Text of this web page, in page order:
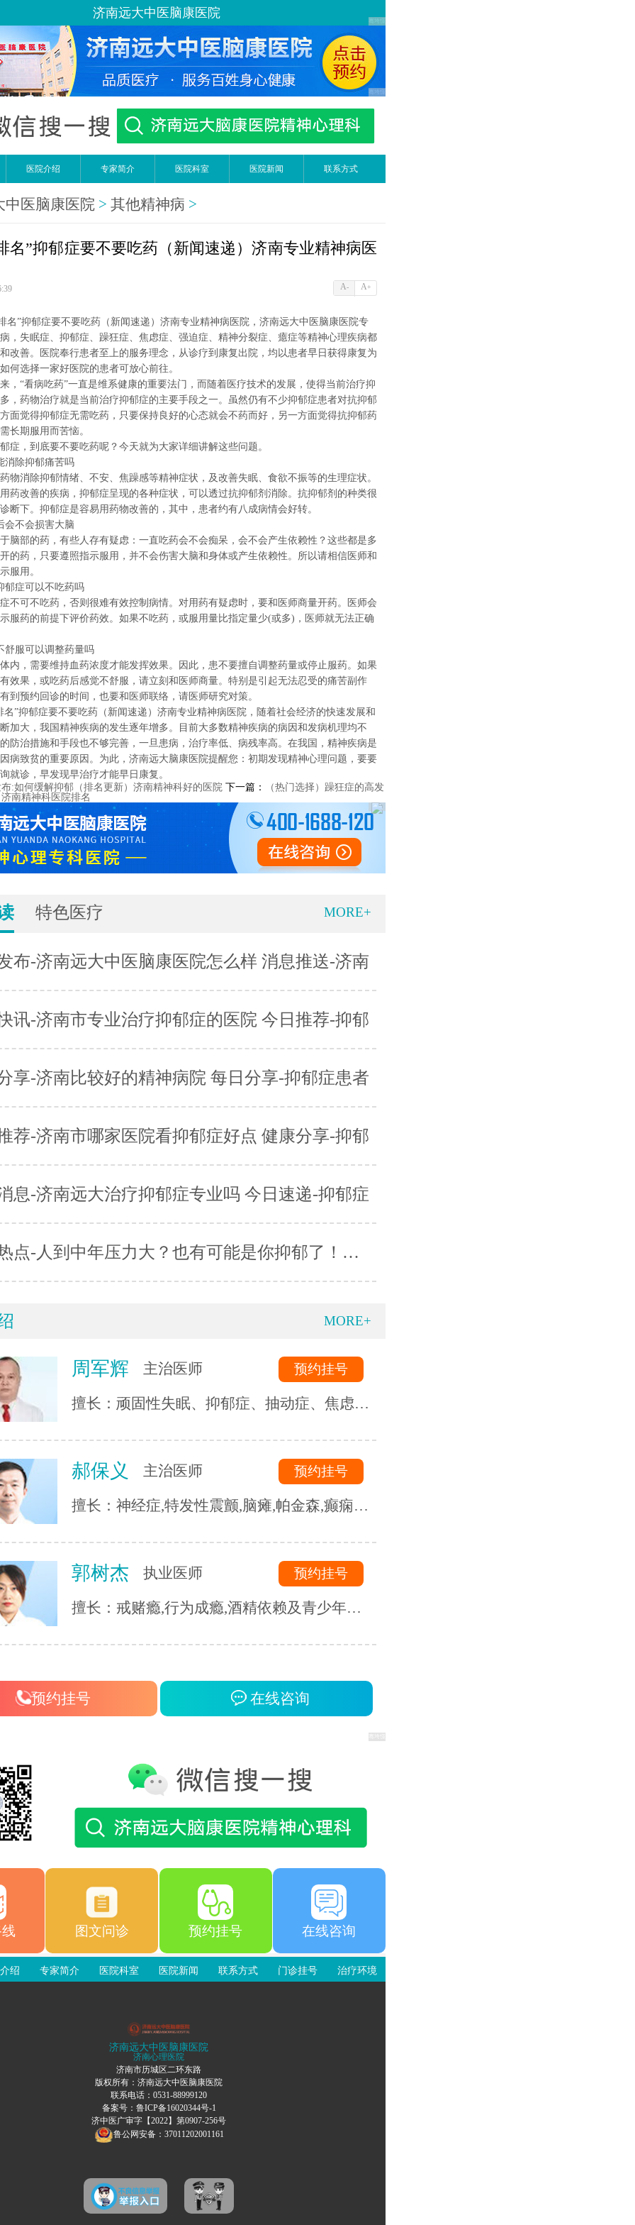
济南远大中医脑康医院
医院介绍 专家简介 医院科室 医院新闻 联系方式
中医脑康医院 > 其他精神病 >
名”抑郁症要不要吃药（新闻速递）济南专业精神病医
A- A+
抑郁症要不要吃药（新闻速递）济南专业精神病医院，济南远大中医脑康医院专
，失眠症、抑郁症、躁狂症、焦虑症、强迫症、精神分裂症、癔症等精神心理疾病都
改善。医院奉行患者至上的服务理念，从诊疗到康复出院，均以患者早日获得康复为
何选择一家好医院的患者可放心前往。
看病吃药”一直是维系健康的重要法门，而随着医疗技术的发展，使得当前治疗抑
，药物治疗就是当前治疗抑郁症的主要手段之一。虽然仍有不少抑郁症患者对抗抑郁
面觉得抑郁症无需吃药，只要保持良好的心态就会不药而好，另一方面觉得抗抑郁药
长期服用而苦恼。
到底要不要吃药呢？今天就为大家详细讲解这些问题。
除抑郁痛苦吗
除抑郁情绪、不安、焦躁感等精神症状，及改善失眠、食欲不振等的生理症状。
药改善的疾病，抑郁症呈现的各种症状，可以透过抗抑郁剂消除。抗抑郁剂的种类很
断下。抑郁症是容易用药物改善的，其中，患者约有八成病情会好转。
不会损害大脑
的药，有些人存有疑虑：一直吃药会不会痴呆，会不会产生依赖性？这些都是多
的药，只要遵照指示服用，并不会伤害大脑和身体或产生依赖性。所以请相信医师和
服用。
症可以不吃药吗
不吃药，否则很难有效控制病情。对用药有疑虑时，要和医师商量开药。医师会
服药的前提下评价药效。如果不吃药，或服用量比指定量少(或多)，医师就无法正确
服可以调整药量吗
需要维持血药浓度才能发挥效果。因此，患不要擅自调整药量或停止服药。如果
效果，或吃药后感觉不舒服，请立刻和医师商量。特别是引起无法忍受的痛苦副作
到预约回诊的时间，也要和医师联络，请医师研究对策。
抑郁症要不要吃药（新闻速递）济南专业精神病医院，随着社会经济的快速发展和
加大，我国精神疾病的发生逐年增多。目前大多数精神疾病的病因和发病机理均不
防治措施和手段也不够完善，一旦患病，治疗率低、病残率高。在我国，精神疾病是
病致贫的重要原因。为此，济南远大脑康医院提醒您：初期发现精神心理问题，要要
就诊，早发现早治疗才能早日康复。
:如何缓解抑郁（排名更新）济南精神科好的医院 下一篇：
（热门选择）躁狂症的高发
南精神科医院排名
特色医疗 MORE+
布-济南远大中医脑康医院怎么样 消息推送-济南
讯-济南市专业治疗抑郁症的医院 今日推荐-抑郁
享-济南比较好的精神病院 每日分享-抑郁症患者
荐-济南市哪家医院看抑郁症好点 健康分享-抑郁
息-济南远大治疗抑郁症专业吗 今日速递-抑郁症
点-人到中年压力大？也有可能是你抑郁了！济南
MORE+
周军辉 主治医师
擅长：顽固性失眠、抑郁症、抽动症、焦虑
心理疾病的诊断与治疗。
预约挂号
郝保义 主治医师
擅长：神经症,特发性震颤,脑瘫,帕金森,癫痫,
预约挂号
郭树杰 执业医师
擅长：戒赌瘾,行为成瘾,酒精依赖及青少年网
预约挂号
预约挂号 在线咨询
图文问诊 预约挂号 在线咨询
绍 专家简介 医院科室 医院新闻 联系方式 门诊挂号 治疗环境
济南远大中医脑康医院
济南心理医院
济南市历城区二环东路
版权所有：济南远大中医脑康医院
联系电话：0531-88999120
备案号： 鲁ICP备16020344号-1
济中医广审字【2022】第0907-256号
鲁公网安备：37011202001161